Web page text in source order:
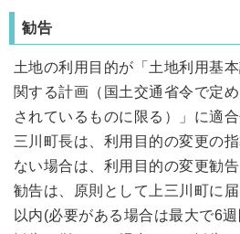
勧告
土地の利用目的が「土地利用基
関する計画（国土交通省令で定
されているものに限る）」に適
三川町長は、利用目的の変更の
ない場合は、利用目的の変更勧告
勧告は、原則として上三川町に
以内(必要がある場合は最大で6週